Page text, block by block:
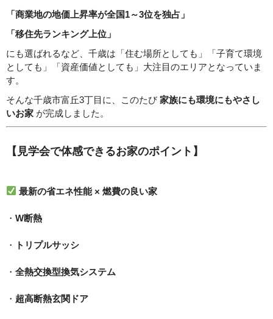
「商業地の地価上昇率が全国1～3位を独占」
「移住先ランキング上位」
にも選ばれるなど、千歳は「住む場所としても」「子育て環境
としても」「資産価値としても」大注目のエリアとなっていま
す。
そんな千歳市富丘3丁目に、このたび 家族にも環境にもやさし
いお家 が完成しました。
【見学会で体感できるお家のポイント】
最新の省エネ性能 × 燃費の良い家
・ W断熱
・ トリプルサッシ
・ 全熱交換型換気システム
・ 超高断熱玄関ドア